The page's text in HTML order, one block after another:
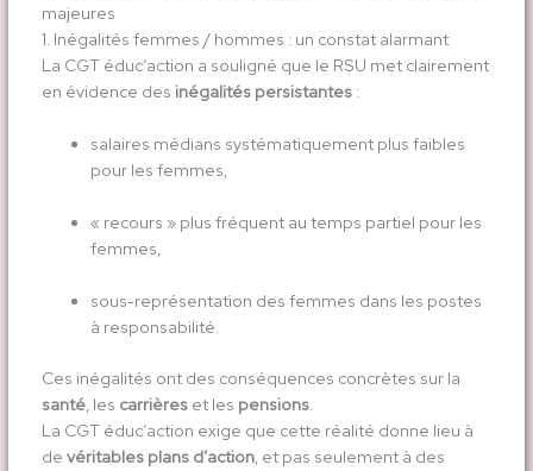
majeures
1. Inégalités femmes / hommes : un constat alarmant
La CGT éduc’action a souligné que le RSU met clairement
en évidence des inégalités persistantes:
salaires médians systématiquement plus faibles
pour les femmes,
« recours » plus fréquent au temps partiel pour les
femmes,
sous-représentation des femmes dans les postes
à responsabilité.
Ces inégalités ont des conséquences concrètes sur la
santé, les carrièreset les pensions.
La CGT éduc’action exige que cette réalité donne lieu à
de véritables plans d’action, et pas seulement à des